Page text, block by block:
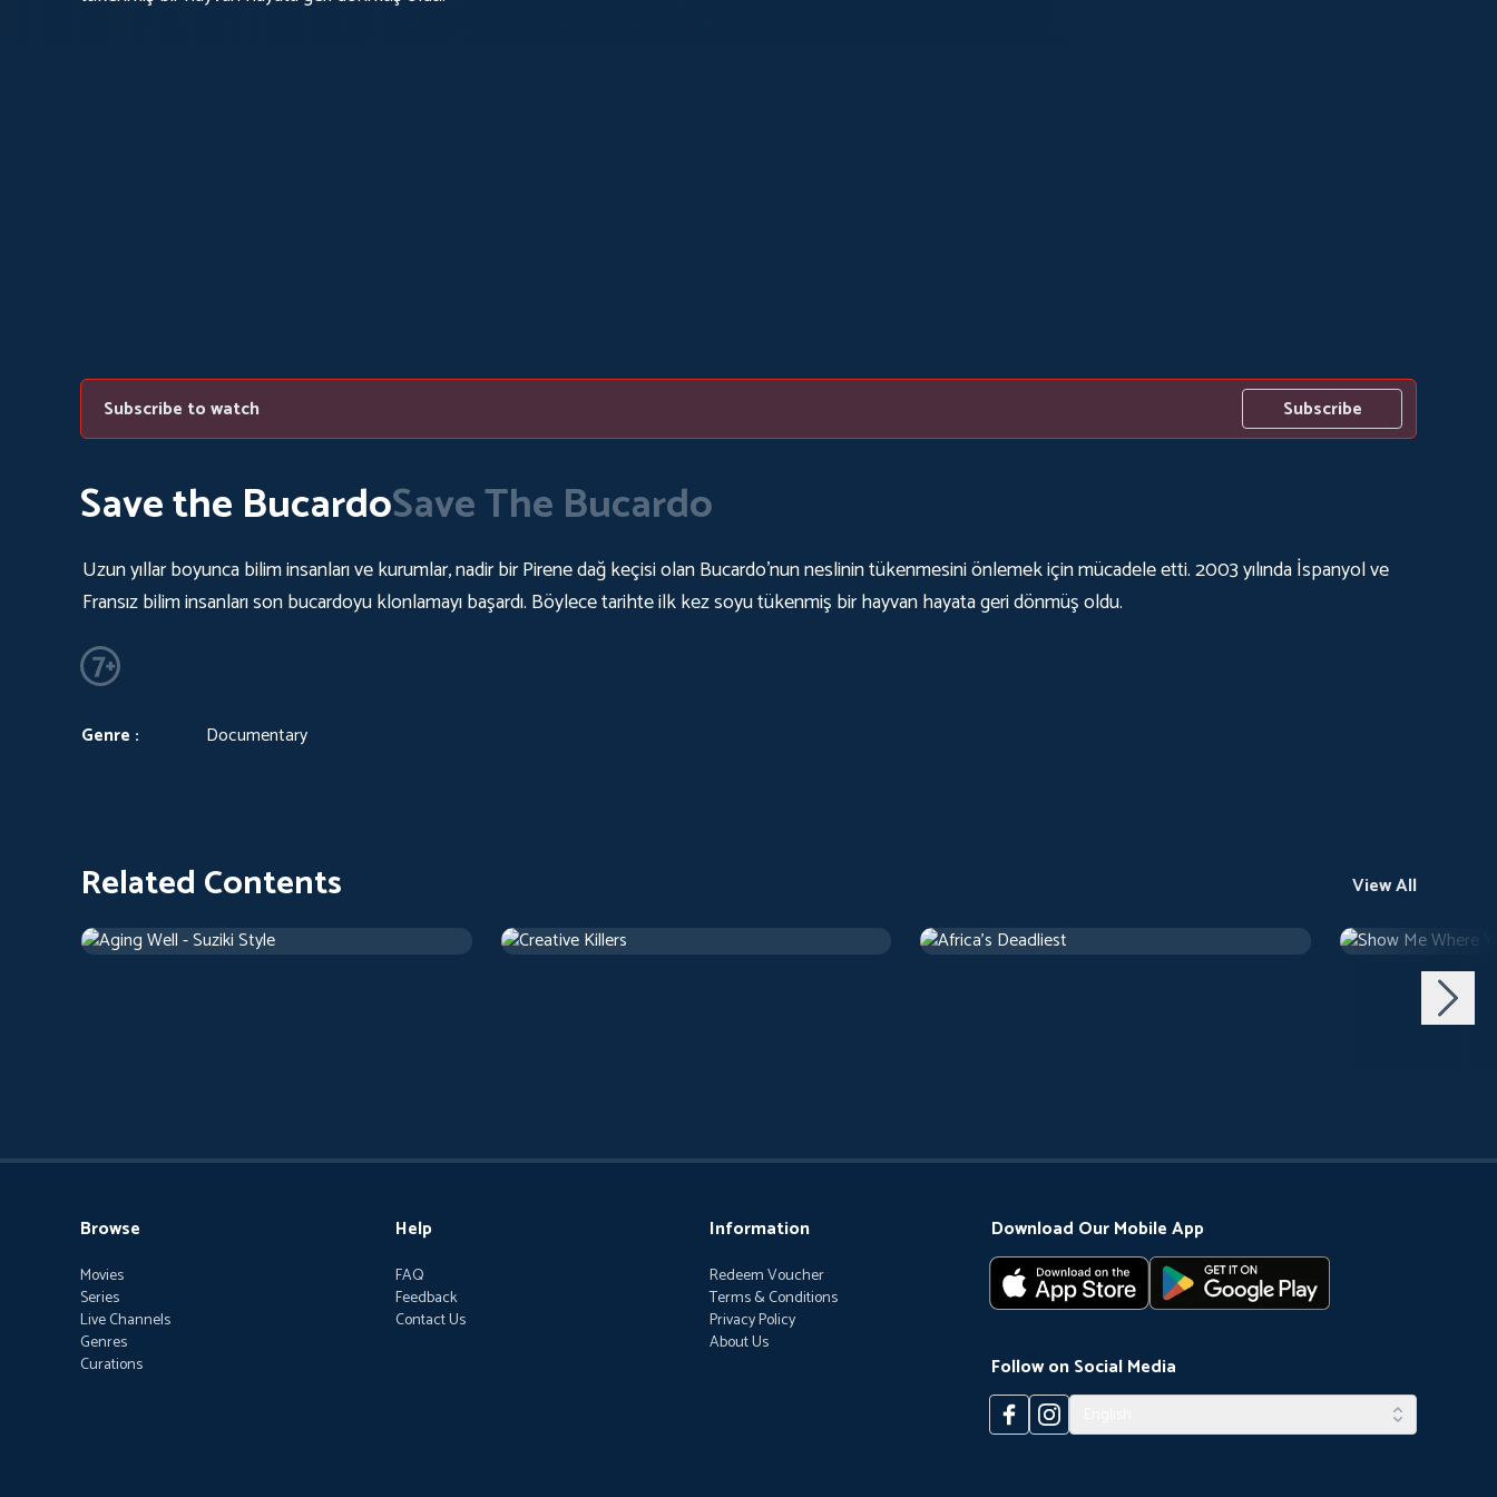
Subscribe to watch Subscribe
Save the BucardoSave The Bucardo
Uzun yıllar boyunca bilim insanları ve kurumlar, nadir bir Pirene dağ keçisi olan Bucardo'nun neslinin tükenmesini önlemek için mücadele etti. 2003 yılında İspanyol ve
Fransız bilim insanları son bucardoyu klonlamayı başardı. Böylece tarihte ilk kez soyu tükenmiş bir hayvan hayata geri dönmüş oldu.
Genre : Documentary
Related Contents
View All
2018Documentary42 m Documentary Documentary Documentary
Browse
Movies
Series
Live Channels
Genres
Curations
Help
FAQ
Feedback
Contact Us
Information
Redeem Voucher
Terms & Conditions
Privacy Policy
About Us
Download Our Mobile App
Follow on Social Media